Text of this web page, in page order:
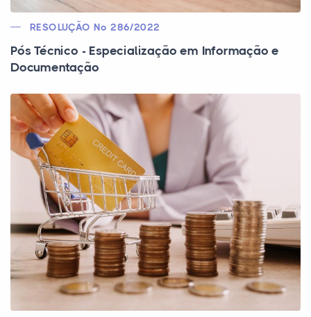
RESOLUÇÃO Nº 286/2022
Pós Técnico - Especialização em Informação e
Documentação